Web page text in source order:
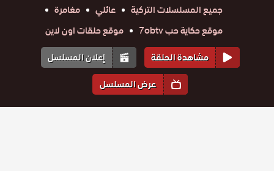
جميع المسلسلات التركية
عائلي
مغامرة
موقع حكاية حب 7obtv
موقع حلقات اون لاين
مشاهدة الحلقة
إعلان المسلسل
عرض المسلسل